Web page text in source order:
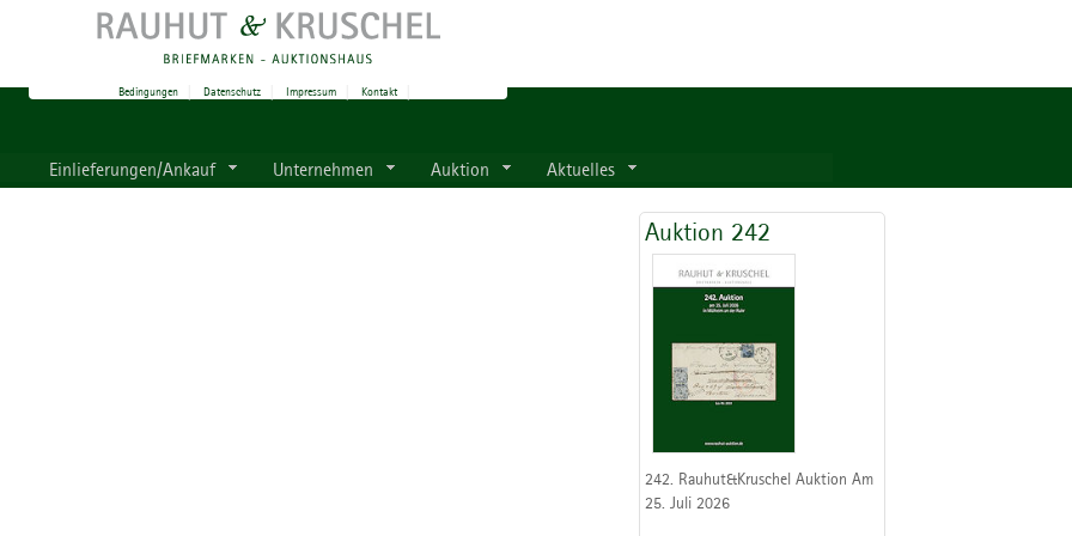
Bedingungen| Datenschutz| Impressum| Kontakt|
Einlieferungen/Ankauf Unternehmen Auktion Aktuelles
Auktion 242
242. Rauhut&Kruschel Auktion Am
25. Juli 2026